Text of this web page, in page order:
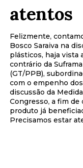
atentos
Felizmente,
Bosco Saraiva na
plásticos, haja vista
contrário da
(GT/PPB),
com o empenho
discussão da
Congresso, a fim de
produto já
Precisamos estar